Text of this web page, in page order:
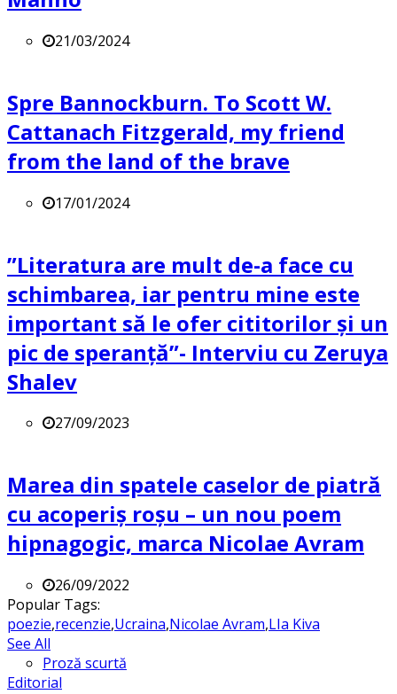
21/03/2024
Spre Bannockburn. To Scott W.
Cattanach Fitzgerald, my friend
from the land of the brave
17/01/2024
”Literatura are mult de-a face cu
schimbarea, iar pentru mine este
important să le ofer cititorilor și un
pic de speranță”- Interviu cu Zeruya
Shalev
27/09/2023
Marea din spatele caselor de piatră
cu acoperiș roșu – un nou poem
hipnagogic, marca Nicolae Avram
26/09/2022
Popular Tags:
poezie,recenzie,Ucraina,Nicolae Avram,LIa Kiva
See All
Proză scurtă
Editorial